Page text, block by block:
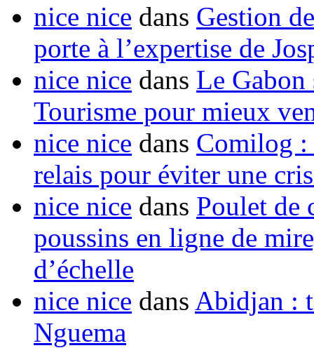
nice nice dans Gestion
porte à l’expertise de
nice nice dans Le Gabon
Tourisme pour mieux
nice nice dans Comilog :
relais pour éviter une
nice nice dans Poulet de
poussins en ligne de
d’échelle
nice nice dans Abidjan :
Nguema